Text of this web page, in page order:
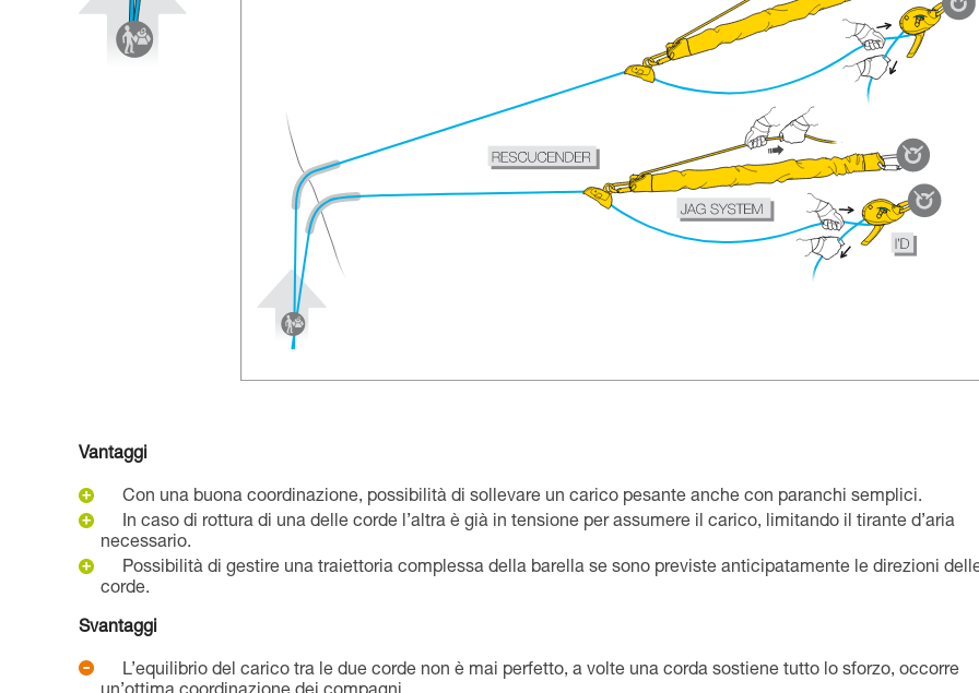
Vantaggi
Con una buona coordinazione, possibilità di sollevare un carico pesante anche con paranchi semplici.
In caso di rottura di una delle corde l’altra è già in tensione per assumere il carico, limitando il tirante d’aria
necessario.
Possibilità di gestire una traiettoria complessa della barella se sono previste anticipatamente le direzioni
corde.
Svantaggi
L’equilibrio del carico tra le due corde non è mai perfetto, a volte una corda sostiene tutto lo sforzo, occorre